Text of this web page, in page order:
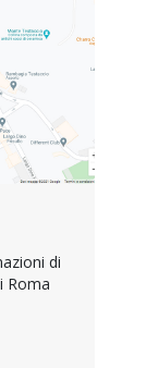
di
Roma